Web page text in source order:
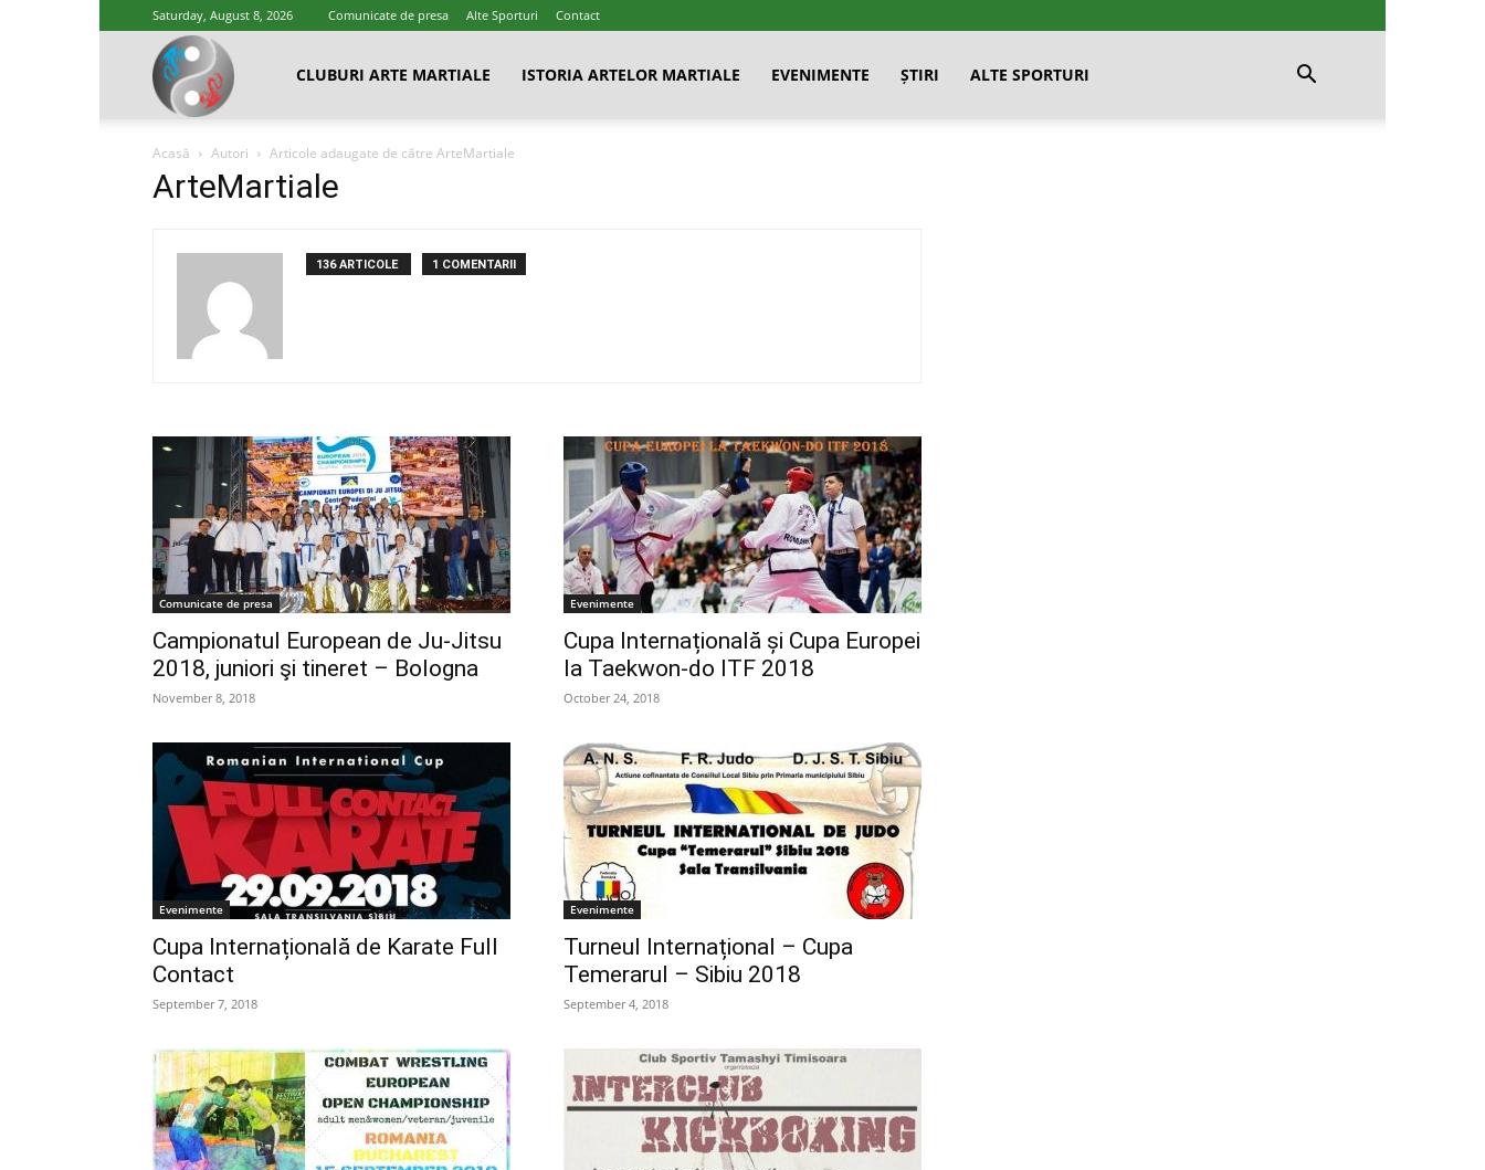
Saturday, August 8, 2026 Comunicate de presa Alte Sporturi Contact
Cluburi
Arte
Marțiale
CLUBURI ARTE MARTIALE ISTORIA ARTELOR MARTIALE EVENIMENTE ȘTIRI ALTE SPORTURI
Acasă Autori Articole adaugate de către ArteMartiale
ArteMartiale
136 ARTICOLE 1 COMENTARII
Comunicate de presa
Campionatul European de Ju-Jitsu
2018, juniori şi tineret – Bologna
November 8, 2018
Evenimente
Cupa Internațională și Cupa Europei
la Taekwon-do ITF 2018
October 24, 2018
Evenimente
Cupa Internațională de Karate Full
Contact
September 7, 2018
Evenimente
Turneul Internațional – Cupa
Temerarul – Sibiu 2018
September 4, 2018